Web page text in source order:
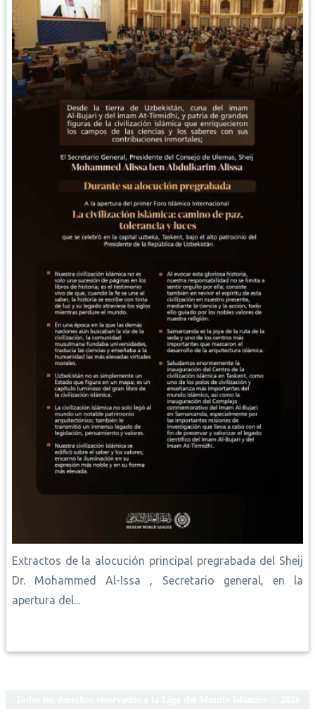
Extractos de la alocución principal pregrabada del Sheij
Dr. Mohammed Al-Issa , Secretario general, en la
apertura del...